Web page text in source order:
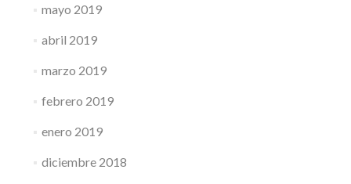
mayo 2019
abril 2019
marzo 2019
febrero 2019
enero 2019
diciembre 2018